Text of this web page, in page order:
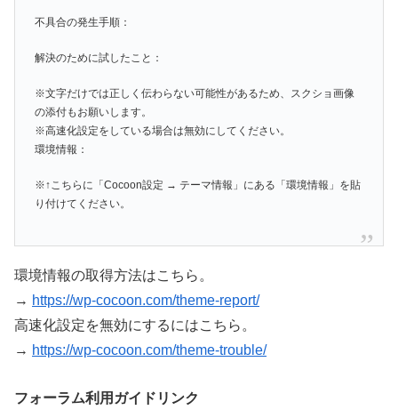
不具合の発生手順：
解決のために試したこと：
※文字だけでは正しく伝わらない可能性があるため、スクショ画像
の添付もお願いします。
※高速化設定をしている場合は無効にしてください。
環境情報：
※↑こちらに「Cocoon設定 → テーマ情報」にある「環境情報」を貼
り付けてください。
環境情報の取得方法はこちら。
→ https://wp-cocoon.com/theme-report/
高速化設定を無効にするにはこちら。
→ https://wp-cocoon.com/theme-trouble/
フォーラム利用ガイドリンク